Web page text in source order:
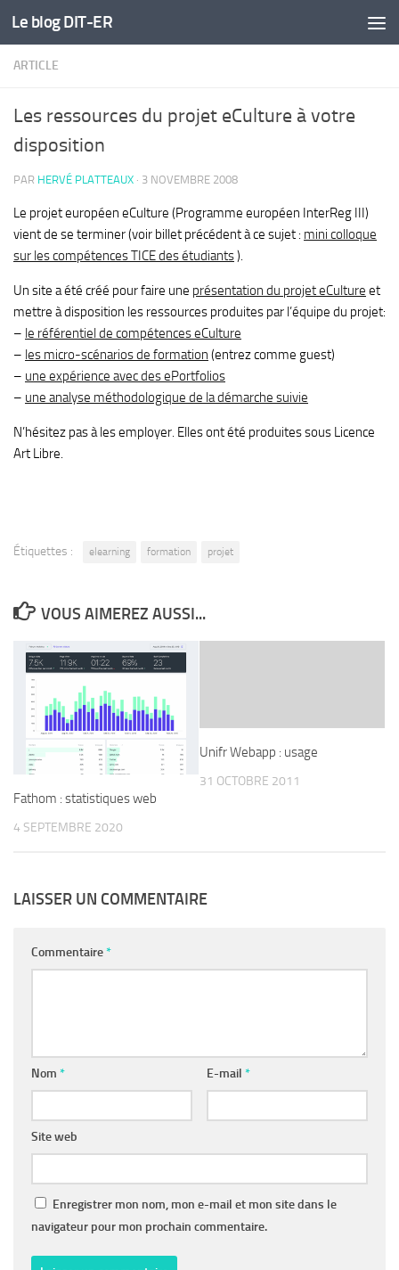
Skip to content
Le blog DIT-ER
ARTICLE
Les ressources du projet eCulture à votre
disposition
PAR HERVÉ PLATTEAUX · 3 NOVEMBRE 2008
Le projet européen eCulture (Programme européen InterReg III)
vient de se terminer (voir billet précédent à ce sujet : mini colloque
sur les compétences TICE des étudiants).
Un site a été créé pour faire une présentation du projet eCulture et
mettre à disposition les ressources produites par l’équipe du projet:
– le référentiel de compétences eCulture
– les micro-scénarios de formation (entrez comme guest)
– une expérience avec des ePortfolios
– une analyse méthodologique de la démarche suivie
N’hésitez pas à les employer. Elles ont été produites sous Licence
Art Libre.
Étiquettes : elearning formation projet
VOUS AIMEREZ AUSSI...
Fathom : statistiques web
4 SEPTEMBRE 2020
Unifr Webapp : usage
31 OCTOBRE 2011
LAISSER UN COMMENTAIRE
Commentaire*
Nom * E-mail *
Site web
Enregistrer mon nom, mon e-mail et mon site dans le
navigateur pour mon prochain commentaire.